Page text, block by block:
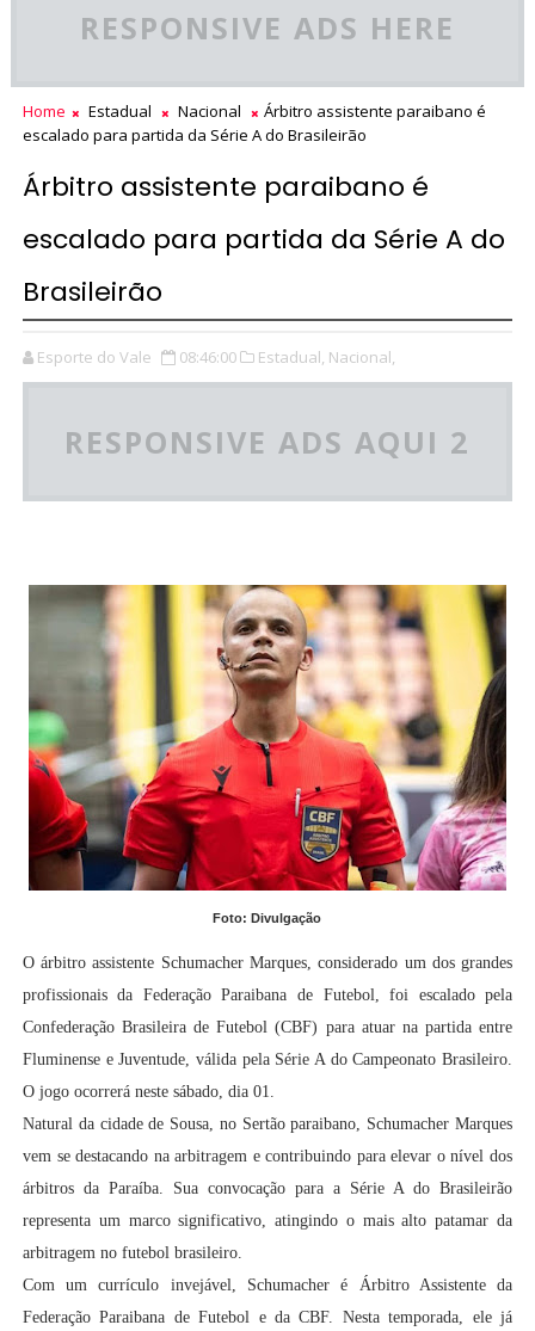
RESPONSIVE ADS HERE
Home Estadual Nacional
Árbitro assistente paraibano é
escalado para partida da Série A do Brasileirão
Árbitro assistente paraibano é
escalado para partida da Série A do
Brasileirão
Esporte do Vale 08:46:00 Estadual, Nacional,
RESPONSIVE ADS AQUI 2
Foto: Divulgação
O árbitro assistente Schumacher Marques, considerado um dos grandes
profissionais da Federação Paraibana de Futebol, foi escalado pela
Confederação Brasileira de Futebol (CBF) para atuar na partida entre
Fluminense e Juventude, válida pela Série A do Campeonato Brasileiro.
O jogo ocorrerá neste sábado, dia 01.
Natural da cidade de Sousa, no Sertão paraibano, Schumacher Marques
vem se destacando na arbitragem e contribuindo para elevar o nível dos
árbitros da Paraíba. Sua convocação para a Série A do Brasileirão
representa um marco significativo, atingindo o mais alto patamar da
arbitragem no futebol brasileiro.
Com um currículo invejável, Schumacher é Árbitro Assistente da
Federação Paraibana de Futebol e da CBF. Nesta temporada, ele já